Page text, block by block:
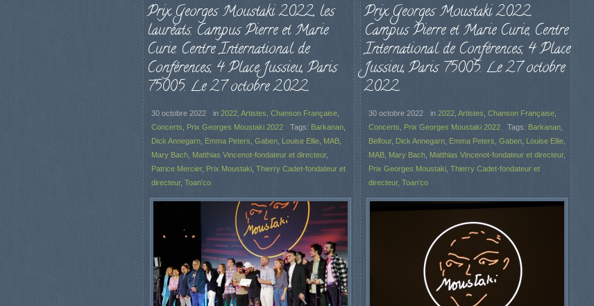
Prix Georges Moustaki 2022, les
lauréats. Campus Pierre et Marie
Curie. Centre International de
Conférences, 4 Place Jussieu, Paris
75005. Le 27 octobre 2022.
30 octobre 2022 in 2022 Artistes Chanson Française
Concerts
Prix Georges Moustaki 2022 Tags: Barkanan
Dick Annegarn Emma Peters Gaben Louise Ellie MAB
Mary Bach Matthias Vincenot-fondateur et directeur,
Patrice Mercier, Prix Moustaki Thierry Cadet-fondateur et
directeur, Toan'co
Prix Georges Moustaki 2022.
Campus Pierre et Marie Curie, Centre
International de Conférences, 4 Place
Jussieu, Paris 75005. Le 27 octobre
2022.
30 octobre 2022 in 2022, Artistes Chanson Française,
Concerts
Prix Georges Moustaki 2022 Tags: Barkanan,
Belfour, Dick Annegarn, Emma Peters Gaben, Louise Ellie,
MAB, Mary Bach, Matthias Vincenot-fondateur et directeur,
Prix Georges Moustaki, Thierry Cadet-fondateur et
directeur, Toan'co